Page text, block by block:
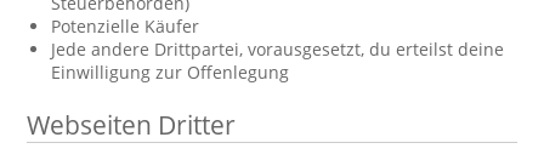
Potenzielle Käufer
Jede andere Drittpartei, vorausgesetzt, du erteilst deine
Einwilligung zur Offenlegung
Webseiten Dritter